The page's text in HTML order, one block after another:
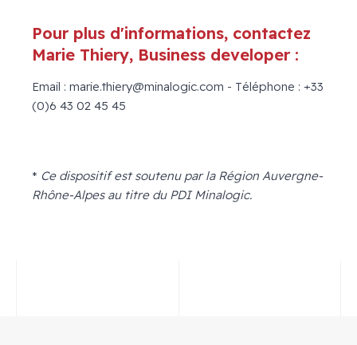
Pour plus d'informations, contactez
Marie Thiery, Business developer :
Email : marie.thiery@minalogic.com - Téléphone : +33
(0)6 43 02 45 45
* Ce dispositif est soutenu par la Région Auvergne-
Rhône-Alpes au titre du PDI Minalogic.